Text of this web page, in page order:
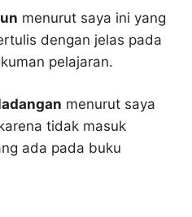
menurut saya ini yang
dengan jelas pada
pelajaran.
menurut saya
tidak masuk
ada pada buku